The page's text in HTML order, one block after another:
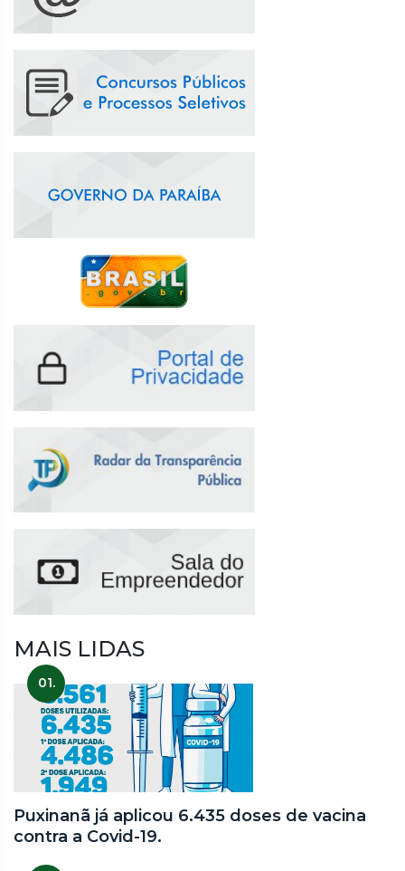
MAIS LIDAS
01.
Puxinanã já aplicou 6.435 doses de vacina
contra a Covid-19.